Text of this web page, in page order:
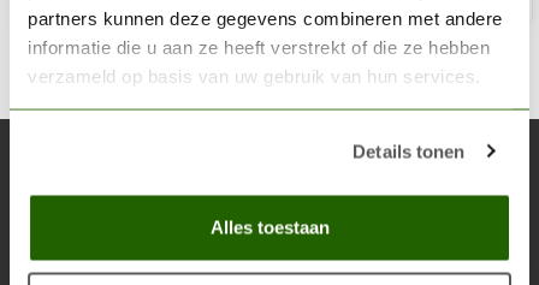
partners kunnen deze gegevens combineren met andere
informatie die u aan ze heeft verstrekt of die ze hebben
verzameld op basis van uw gebruik van hun services.
Details tonen
Alles toestaan
Blijf op de hoogte over onze laatste acties